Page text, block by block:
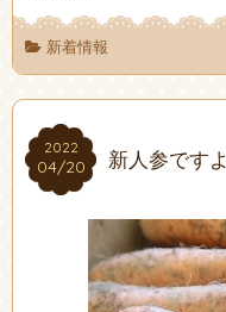
新着情報
2022
04/20
2022
04/20 新人参ですよ